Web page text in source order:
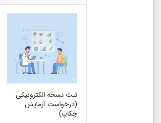
ثبت نسخه الکترونیکی
(درخواست آزمایش
چکاپ)